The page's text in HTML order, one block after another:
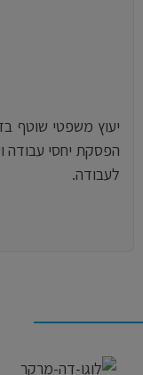
יעוץ משפטי שוטף
הפסקת יחסי עבודה
לעבודה.